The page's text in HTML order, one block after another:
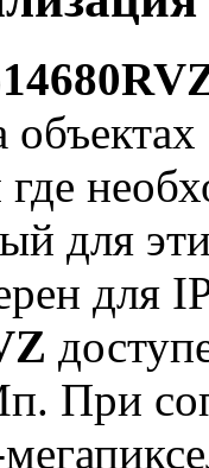
где
для
При